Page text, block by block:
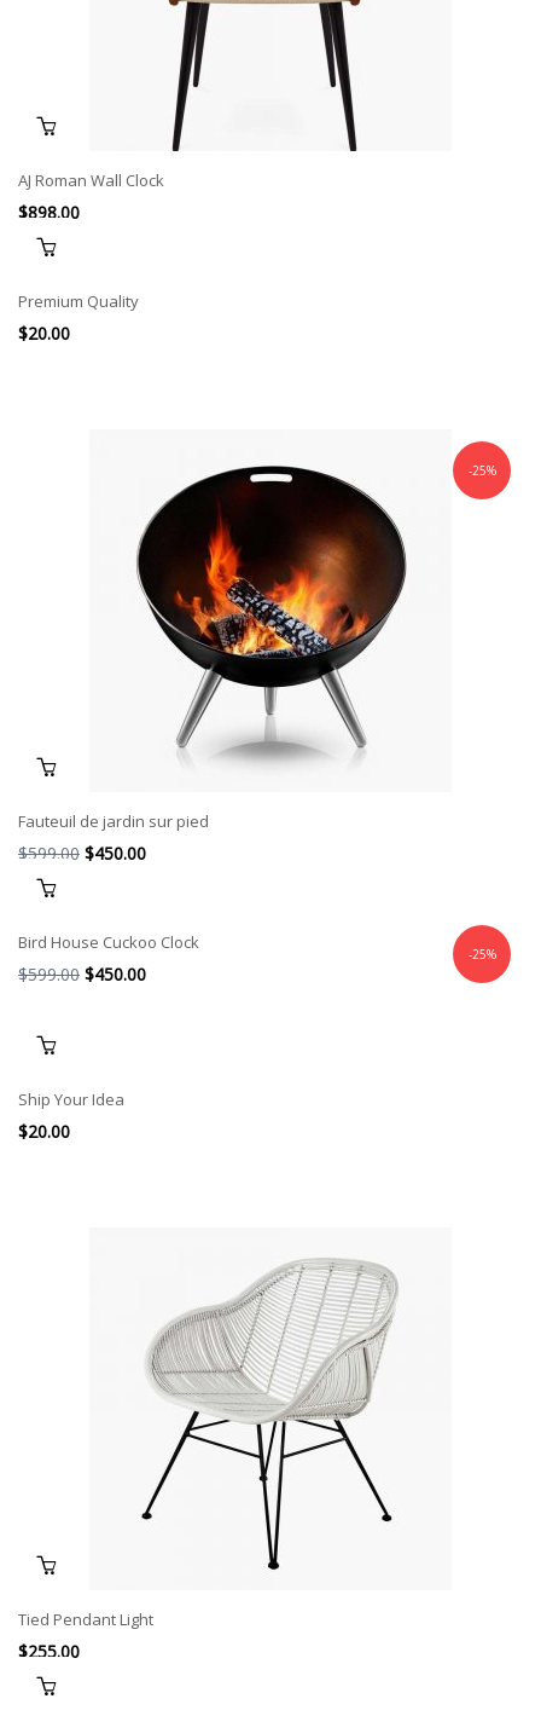
AJ Roman Wall Clock
$898.00
Premium Quality
$20.00
-25%
Fauteuil de jardin sur pied
$599.00 El
era:
$599.00.
$450.00El
es:
$450.00.
-25%
Bird House Cuckoo Clock
$599.00 El
$599.00.
$450.00El
Ship Your Idea
$20.00
Tied Pendant Light
$255.00